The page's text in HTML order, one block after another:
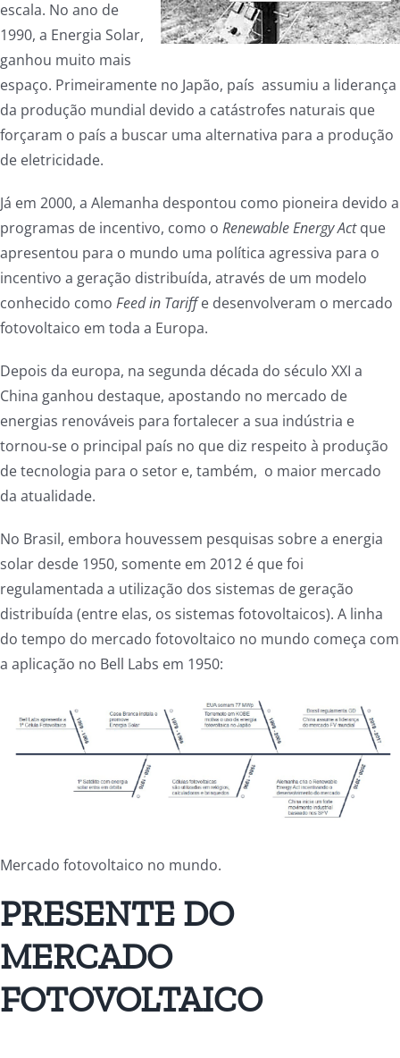
escala. No ano de
1990, a Energia Solar,
ganhou muito mais
espaço. Primeiramente no Japão, país assumiu a liderança
da produção mundial devido a catástrofes naturais que
forçaram o país a buscar uma alternativa para a produção
de eletricidade.
Já em 2000, a Alemanha despontou como pioneira devido a
programas de incentivo, como o Renewable Energy Actque
apresentou para o mundo uma política agressiva para o
incentivo a geração distribuída, através de um modelo
conhecido como Feed in Tariffe desenvolveram o mercado
fotovoltaico em toda a Europa.
Depois da europa, na segunda década do século XXI a
China ganhou destaque, apostando no mercado de
energias renováveis para fortalecer a sua indústria e
tornou-se o principal país no que diz respeito à produção
de tecnologia para o setor e, também, o maior mercado
da atualidade.
No Brasil, embora houvessem pesquisas sobre a energia
solar desde 1950, somente em 2012 é que foi
regulamentada a utilização dos sistemas de geração
distribuída (entre elas, os sistemas fotovoltaicos). A linha
do tempo do mercado fotovoltaico no mundo começa com
a aplicação no Bell Labs em 1950:
Mercado fotovoltaico no mundo.
PRESENTE DO
MERCADO
FOTOVOLTAICO